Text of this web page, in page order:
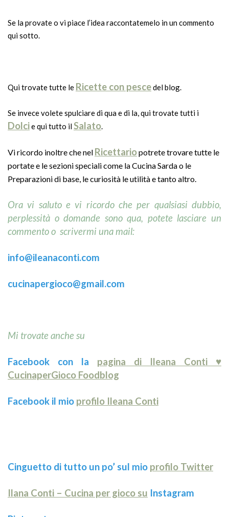
Se la provate o vi piace l’idea raccontatemelo in un commento
qui sotto.
Qui trovate tutte le Ricette con pescedel blog.
Se invece volete spulciare di qua e di la, qui trovate tutti i
Dolcie qui tutto ilSalato.
Vi ricordo inoltre che nel Ricettariopotrete trovare tutte le
portate e le sezioni speciali come la Cucina Sarda o le
Preparazioni di base, le curiosità le utilità e tanto altro.
Ora vi saluto e vi ricordo che per qualsiasi dubbio,
perplessità o domande sono qua, potete lasciare un
commento o scrivermi una mail:
info@ileanaconti.com
cucinapergioco@gmail.com
Mi trovate anche su
Facebook con la pagina di Ileana Conti ♥
CucinaperGioco Foodblog
Facebook il mio profilo Ileana Conti
Cinguetto di tutto un po’ sul mio profilo Twitter
Ilana Conti – Cucina per gioco su Instagram